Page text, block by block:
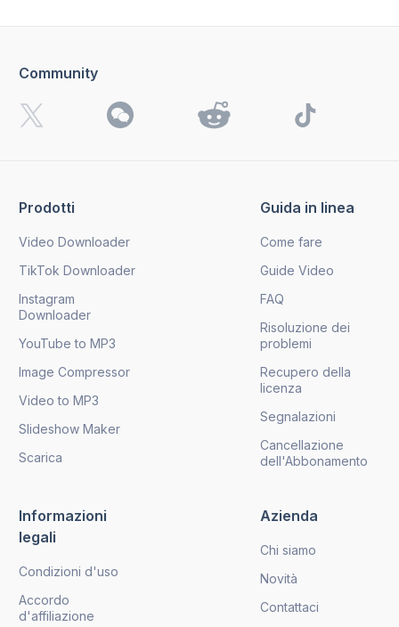
Prodotti
Video Downloader
TikTok Downloader
Instagram
Downloader
YouTube to MP3
Image Compressor
Video to MP3
Slideshow Maker
Scarica
Guida in linea
Come fare
Guide Video
FAQ
Risoluzione dei
problemi
Recupero della
licenza
Segnalazioni
Cancellazione
dell'Abbonamento
Informazioni
legali
Condizioni d'uso
Accordo
d'affiliazione
Azienda
Chi siamo
Novità
Contattaci
Community